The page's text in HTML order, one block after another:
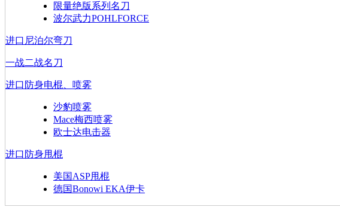
限量绝版系列名刀
波尔武力POHLFORCE
进口尼泊尔弯刀
一战二战名刀
进口防身电棍、喷雾
沙豹喷雾
Mace梅西喷雾
欧士达电击器
进口防身甩棍
美国ASP甩棍
德国Bonowi EKA伊卡